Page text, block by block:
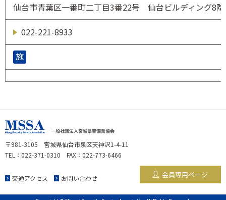
仙台市青葉区一番町二丁目3番22号 仙台ビルディング8階
022-221-8933
施
〒981-3105 宮城県仙台市泉区天神沢1-4-11
TEL：022-371-0310 FAX：022-773-6466
交通アクセス お問い合わせ 会員専用ページ